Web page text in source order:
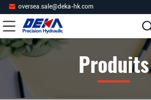
oversea.sale@deka-hk.com
Produits